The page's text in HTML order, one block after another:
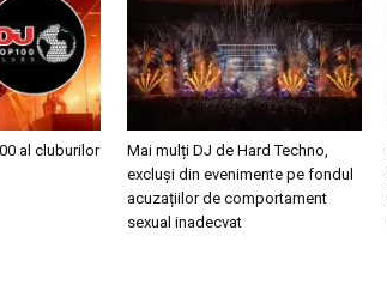
al cluburilor
Mai mulți DJ de Hard Techno,
excluși din evenimente pe fondul
acuzațiilor de comportament
sexual inadecvat